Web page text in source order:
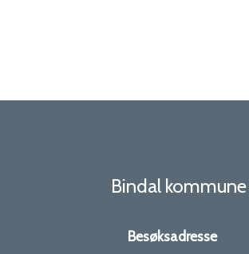
Bindal kommune
Besøksadresse